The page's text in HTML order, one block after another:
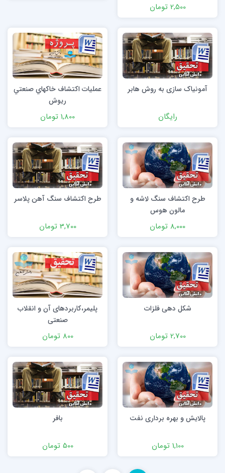
2,500 تومان
آمونیاک سازی به روش هابر
رایگان
عمليات اكتشاف خاكهاي صنعتي
ريوش
1,800 تومان
طرح اكتشاف سنگ لاشه و
مالون هوس
8,000 تومان
طرح اكتشاف سنگ آهن پلاسر
3,700 تومان
شکل‌ دهی فلزات
2,700 تومان
پليمر،كاربردهای آن و انقلاب
صنعتی
800 تومان
پالایش و بهره برداری نفت
1,100 تومان
بافر
500 تومان